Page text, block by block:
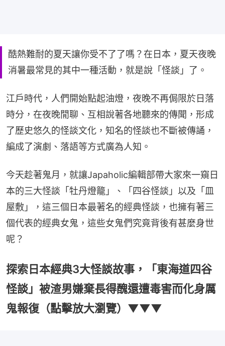
酷熱難耐的夏天讓你受不了了嗎？在日本，夏天夜晚
消暑最常見的其中一種活動，就是說「怪談」了。
江戶時代，人們開始點起油燈，夜晚不再侷限於日落
時分，在夜晚閒聊、互相說著各地聽來的傳聞，形成
了歷史悠久的怪談文化，知名的怪談也不斷被傳誦，
編成了演劇、落語等方式廣為人知。
今天趁著鬼月，就讓Japaholic編輯部帶大家來一窺日
本的三大怪談「牡丹燈籠」、「四谷怪談」以及「皿
屋敷」，這三個日本最著名的經典怪談，也擁有著三
個代表的經典女鬼，這些女鬼們究竟背後有甚麼身世
呢？
探索日本經典3大怪談故事，「東海道四谷
怪談」被渣男嫌棄長得醜還遭毒害而化身厲
鬼報復（點擊放大瀏覽）▼▼▼